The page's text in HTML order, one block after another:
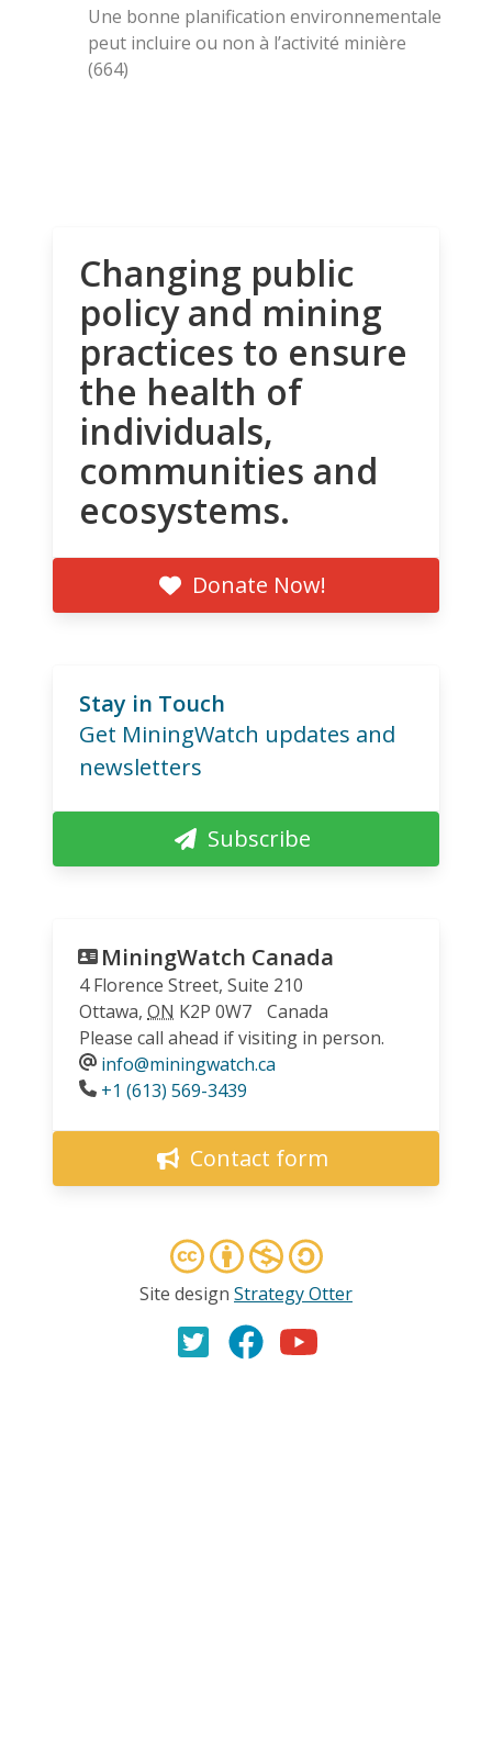
Une bonne planification environnementale
peut incluire ou non à l’activité minière
(664)
Changing public
policy and mining
practices to ensure
the health of
individuals,
communities and
ecosystems.
Donate Now!
Stay in Touch
Get MiningWatch updates and
newsletters
Subscribe
MiningWatch Canada
4 Florence Street, Suite 210
Ottawa, ON K2P 0W7
Canada
Please call ahead if visiting in person.
info@miningwatch.ca
Phone
+1 (613) 569-3439
Contact form
Site design Strategy Otter